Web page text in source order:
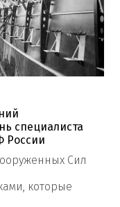
специалиста
России
Сил
которые